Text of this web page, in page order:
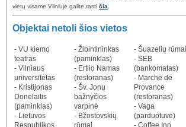
vietų visame Vilniuje galite rasti čia
Objektai netoli šios vietos
- VU kiemo
teatras
- Vilniaus
universitetas
- Kristijonas
Donelaitis
(paminklas)
- Lietuvos
Respublikos
- Žibintininkas
(paminklas)
- Ertlio Namas
(restoranas)
- Šv. Jonų
bažnyčios
varpinė
- Bžostovskių
rūmai
- Šuazelių rūmai
- SEB
(bankomatas)
- Marche de
Provance
(restoranas)
- Vaga
(parduotuvė)
- Coffee Inn